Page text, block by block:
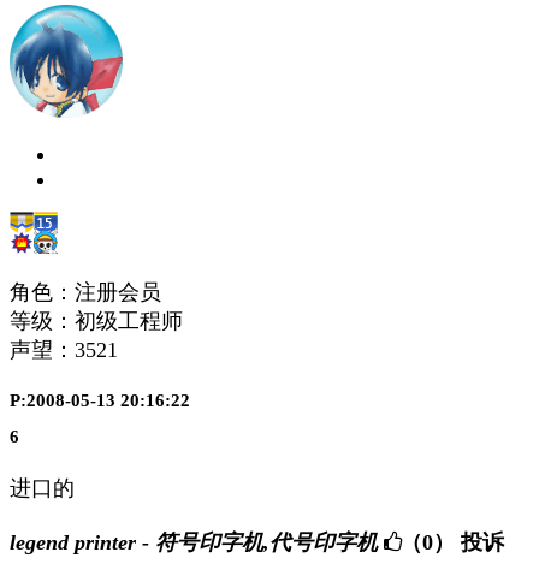
角色：注册会员
等级：初级工程师
声望： 3521
P:2008-05-13 20:16:22
6
进口的
legend printer - 符号印字机,代号印字机 （0） 投诉